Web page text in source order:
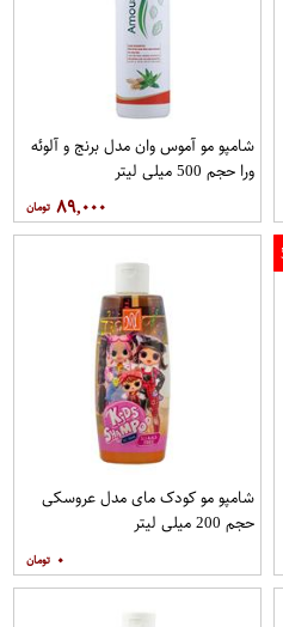
شامپو مو آموس وان مدل برنج و آلوئه
ورا حجم 500 میلی لیتر
۸۹,۰۰۰
شامپو مو کودک مای مدل عروسکی
حجم 200 میلی لیتر
۰